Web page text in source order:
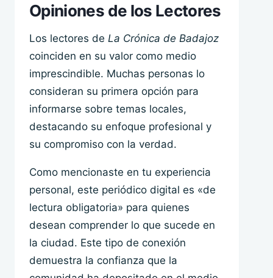
Opiniones de los Lectores
Los lectores de La Crónica de Badajoz
coinciden en su valor como medio
imprescindible. Muchas personas lo
consideran su primera opción para
informarse sobre temas locales,
destacando su enfoque profesional y
su compromiso con la verdad.
Como mencionaste en tu experiencia
personal, este periódico digital es «de
lectura obligatoria» para quienes
desean comprender lo que sucede en
la ciudad. Este tipo de conexión
demuestra la confianza que la